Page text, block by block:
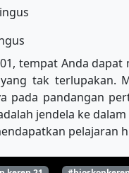
tempat Anda
tak terlupakan.
pandangan
jendela ke
pelajaran